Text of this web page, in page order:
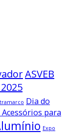
ASVEB
Dia do
para
Expo